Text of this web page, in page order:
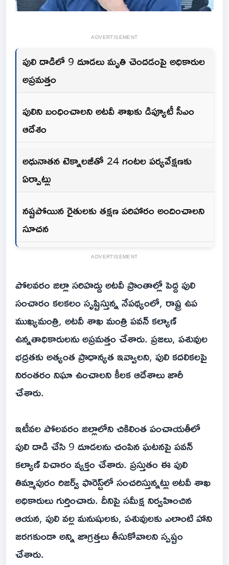
ADVERTISEMENT
పులి దాడిలో 9 దూడలు మృతి చెందడంపై అధికారుల
అప్రమత్తం
పులిని బంధించాలని అటవీ శాఖకు డిప్యూటీ సీఎం
ఆదేశం
అధునాతన టెక్నాలజీతో 24 గంటల పర్యవేక్షణకు
ఏర్పాట్లు
నష్టపోయిన రైతులకు తక్షణ పరిహారం అందించాలని
సూచన
ADVERTISEMENT
పోలవరం జిల్లా సరిహద్దు అటవీ ప్రాంతాల్లో పెద్ద పులి
సంచారం కలకలం సృష్టిస్తున్న నేపథ్యంలో, రాష్ట్ర ఉప
ముఖ్యమంత్రి, అటవీ శాఖ మంత్రి పవన్ కల్యాణ్
ఉన్నతాధికారులను అప్రమత్తం చేశారు. ప్రజలు, పశువుల
భద్రతకు అత్యంత ప్రాధాన్యత ఇవ్వాలని, పులి కదలికలపై
నిరంతరం నిఘా ఉంచాలని కీలక ఆదేశాలు జారీ
చేశారు.
ఇటీవల పోలవరం జిల్లాలోని చికిలింత పంచాయతీలో
పులి దాడి చేసి 9 దూడలను చంపిన ఘటనపై పవన్
కల్యాణ్ విచారం వ్యక్తం చేశారు. ప్రస్తుతం ఈ పులి
తిమ్మాపురం రిజర్వ్ ఫారెస్ట్‌‌లో సంచరిస్తున్నట్లు అటవీ శాఖ
అధికారులు గుర్తించారు. దీనిపై సమీక్ష నిర్వహించిన
ఆయన, పులి వల్ల మనుషులకు, పశువులకు ఎలాంటి హాని
జరగకుండా అన్ని జాగ్రత్తలు తీసుకోవాలని స్పష్టం
చేశారు.